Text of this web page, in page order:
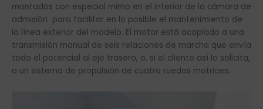
montados con especial mimo en el interior de la cámara de
admisión para facilitar en lo posible el mantenimiento de
la línea exterior del modelo. El motor está acoplado a una
transmisión manual de seis relaciones de marcha que envía
todo el potencial al eje trasero, o, si el cliente así lo solicita,
a un sistema de propulsión de cuatro ruedas motrices.